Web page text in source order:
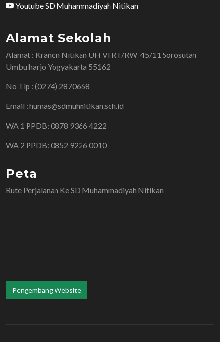
Youtube SD Muhammadiyah Nitikan
Alamat Sekolah
Alamat : Kranon Nitikan UH VI RT/RW: 45/11 Sorosutan
Umbulharjo Yogyakarta 55162
No Tlp : (0274) 2870668
Email : humas@sdmuhnitikan.sch.id
WA 1 PPDB: 0878 9366 4222
WA 2 PPDB: 0852 9226 0010
Peta
Rute Perjalanan Ke SD Muhammadiyah Nitikan
Pengembang Website